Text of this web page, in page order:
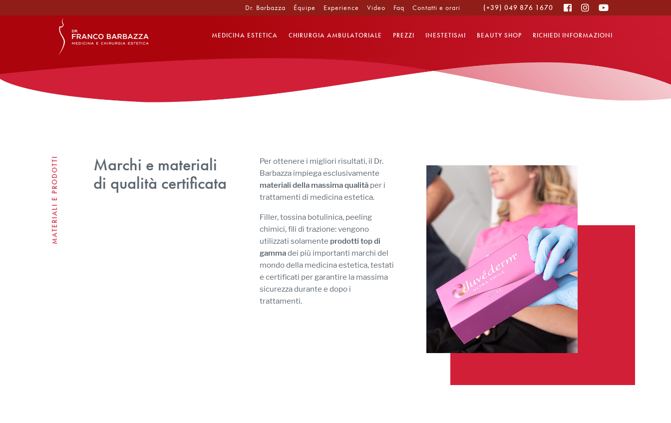
Dr. Barbazza Équipe Experience Video Faq Contatti e orari (+39) 049 876 1670
MEDICINA ESTETICA CHIRURGIA AMBULATORIALE PREZZI INESTETISMI BEAUTY SHOP RICHIEDI INFORMAZIONI
MATERIALI E PRODOTTI
Marchi e materiali
di qualità certificata
Per ottenere i migliori risultati, il Dr.
Barbazza impiega esclusivamente
materiali della massima qualità per i
trattamenti di medicina estetica.
Filler, tossina botulinica, peeling
chimici, fili di trazione: vengono
utilizzati solamente prodotti top di
gammadei più importanti marchi del
mondo della medicina estetica, testati
e certificati per garantire la massima
sicurezza durante e dopo i
trattamenti.